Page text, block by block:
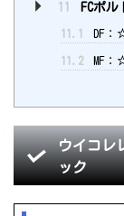
11 FCポ
11.1 DF：
11.2 MF
ウイコレ
ック